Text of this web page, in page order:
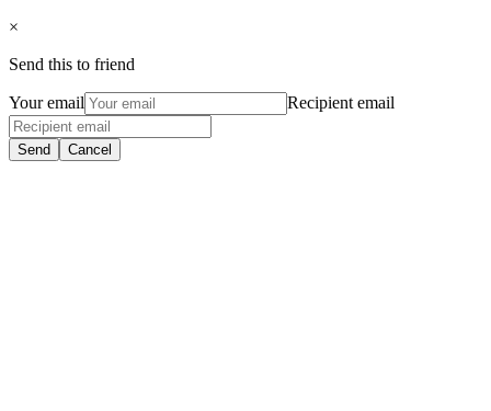
×
Send this to friend
Your email Recipient email
Send Cancel